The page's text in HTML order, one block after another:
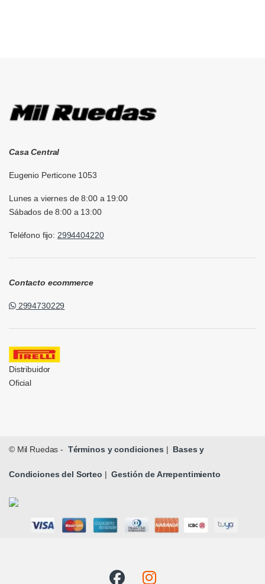
Casa Central
Eugenio Perticone 1053
Lunes a viernes de 8:00 a 19:00
Sábados de 8:00 a 13:00
Teléfono fijo: 2994404220
Contacto ecommerce
2994730229
Distribuidor
Oficial
© Mil Ruedas - Términos y condiciones | Bases y
Condiciones del Sorteo | Gestión de Arrepentimiento